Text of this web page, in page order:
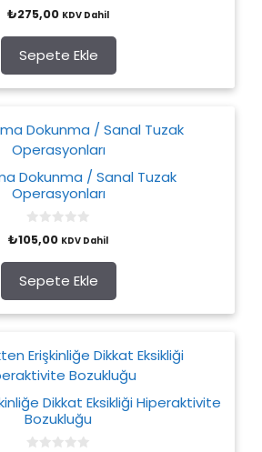
o
t
o
f
5
₺275,00 KDV Dahil
Sepete Ekle
Dokunma / Sanal Tuzak
Operasyonları
0
o
t
o
f
5
₺105,00 KDV Dahil
Sepete Ekle
Dikkat Eksikliği Hiperaktivite
Bozukluğu